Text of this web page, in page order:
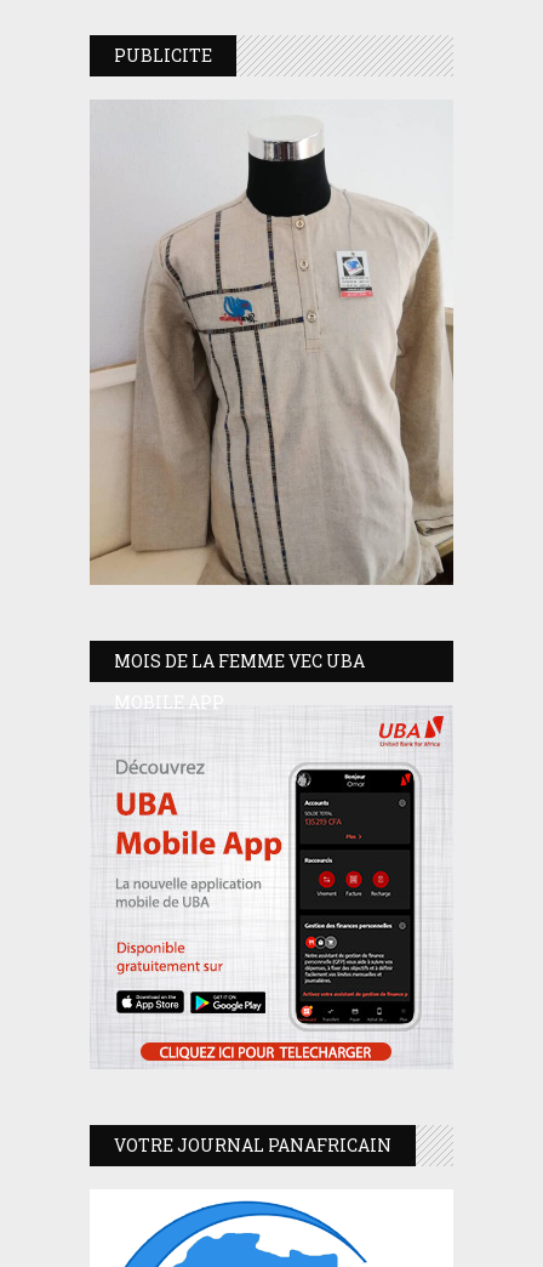
PUBLICITE
MOIS DE LA FEMME VEC UBA
MOBILE APP
VOTRE JOURNAL PANAFRICAIN